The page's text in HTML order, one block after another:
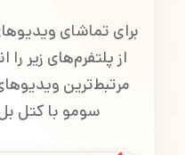
برای تماشای
از پلتفرم‌های زیر
مرتبط‌ترین
سومو با کتل